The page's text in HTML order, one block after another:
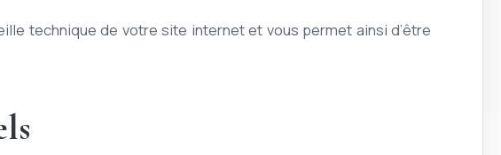
technique de votre site internet et vous permet ainsi d’être